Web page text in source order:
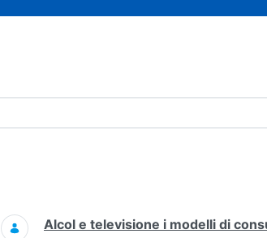
Alcol e televisione i modelli di